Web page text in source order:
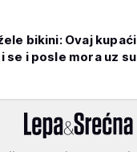
bikini: Ovaj
se i posle mora uz